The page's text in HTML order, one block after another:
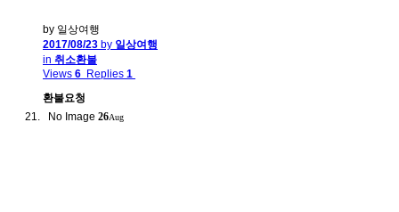
by 일상여행
2017/08/23 by 일상여행
in 취소환불
Views 6 Replies 1
환불요청
No Image 26Aug